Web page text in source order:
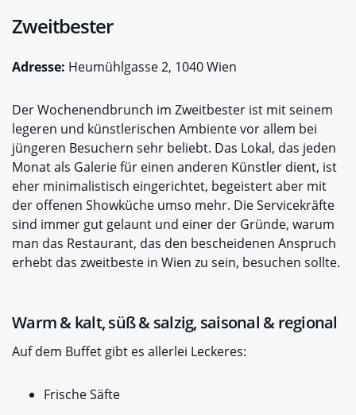
Zweitbester
Adresse: Heumühlgasse 2, 1040 Wien
Der Wochenendbrunch im Zweitbester ist mit seinem
legeren und künstlerischen Ambiente vor allem bei
jüngeren Besuchern sehr beliebt. Das Lokal, das jeden
Monat als Galerie für einen anderen Künstler dient, ist
eher minimalistisch eingerichtet, begeistert aber mit
der offenen Showküche umso mehr. Die Servicekräfte
sind immer gut gelaunt und einer der Gründe, warum
man das Restaurant, das den bescheidenen Anspruch
erhebt das zweitbeste in Wien zu sein, besuchen sollte.
Warm & kalt, süß & salzig, saisonal & regional
Auf dem Buffet gibt es allerlei Leckeres:
Frische Säfte